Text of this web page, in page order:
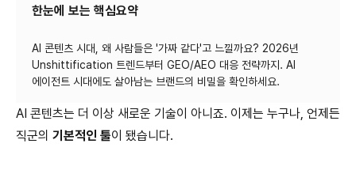
한눈에 보는 핵심요약
AI 콘텐츠 시대, 왜 사람들은 '가짜 같다'고 느낄까요? 2026년
Unshittification 트렌드부터 GEO/AEO 대응 전략까지. AI
AI 콘텐츠는 더 이상 새로운 기술이 아니죠. 이제는 누구나, 언제든,
직군의 기본적인 툴이 됐습니다.